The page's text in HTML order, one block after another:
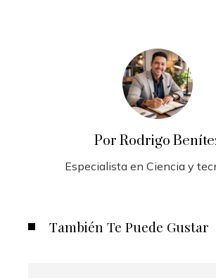
Por Rodrigo
Especialista en Ciencia y
También Te Puede Gustar